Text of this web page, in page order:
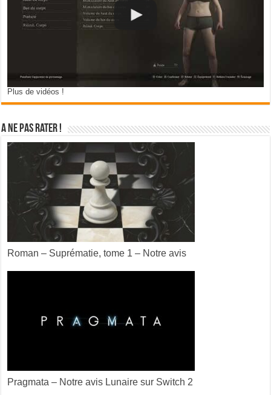
Plus de vidéos !
A ne pas rater !
Roman – Suprématie, tome 1 – Notre avis
Pragmata – Notre avis Lunaire sur Switch 2